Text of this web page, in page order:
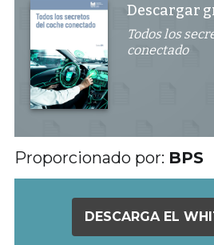
Descargar
Todos los
conectado
Proporcionado por: BPS
DESCARGA EL